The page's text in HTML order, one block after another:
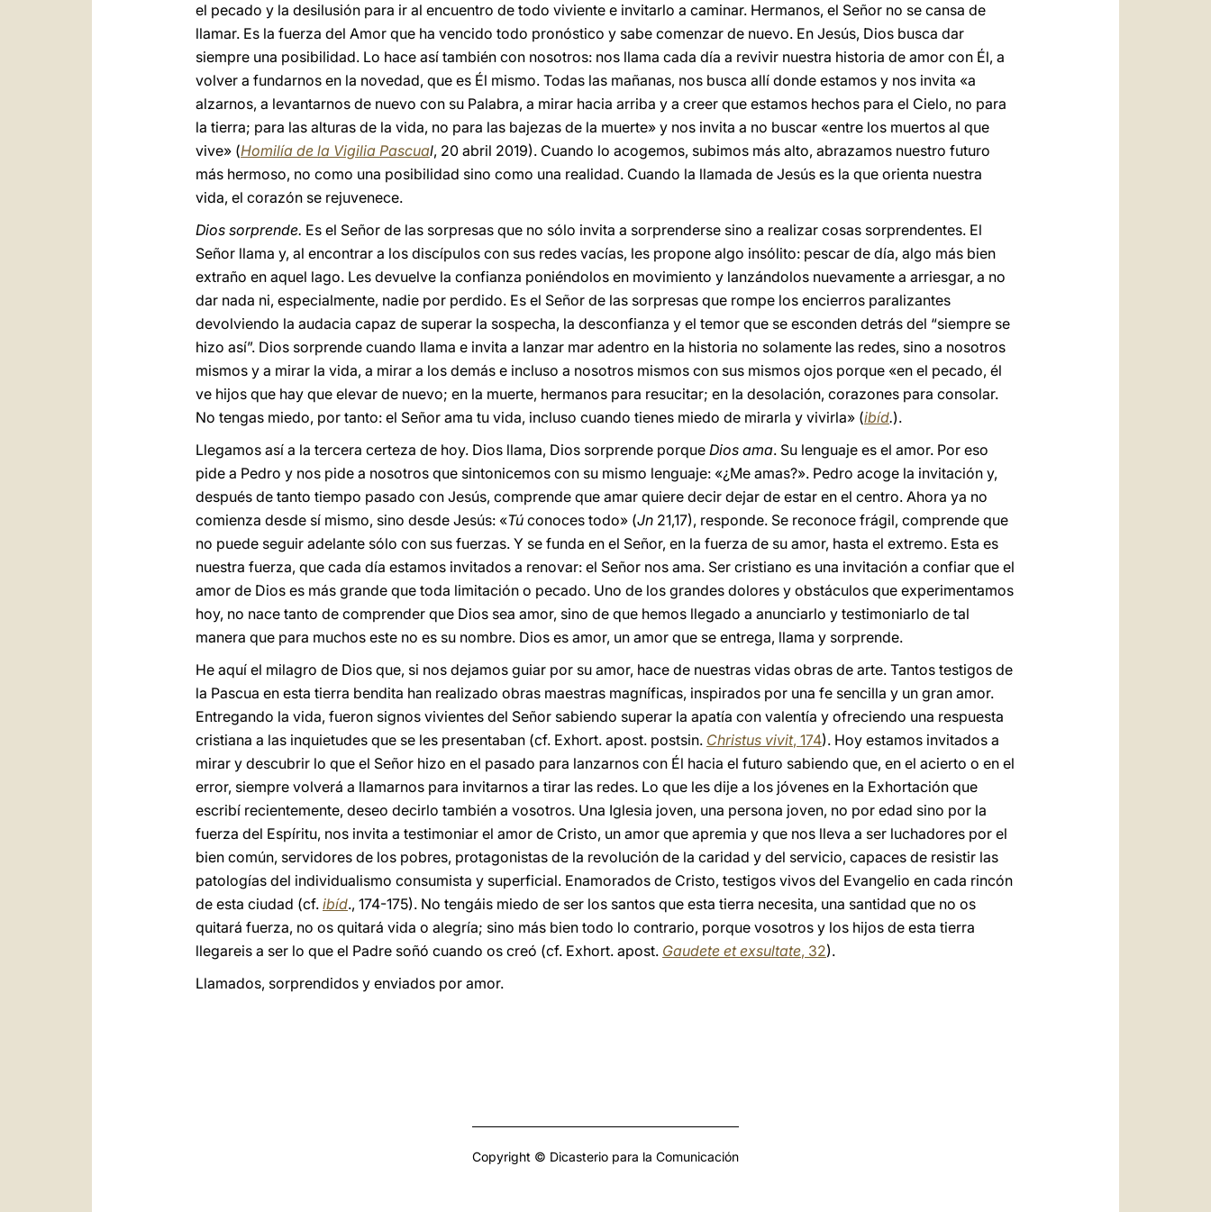
el pecado y la desilusión para ir al encuentro de todo viviente e invitarlo a caminar. Hermanos, el Señor no se cansa de
llamar. Es la fuerza del Amor que ha vencido todo pronóstico y sabe comenzar de nuevo. En Jesús, Dios busca dar
siempre una posibilidad. Lo hace así también con nosotros: nos llama cada día a revivir nuestra historia de amor con Él, a
volver a fundarnos en la novedad, que es Él mismo. Todas las mañanas, nos busca allí donde estamos y nos invita «a
alzarnos, a levantarnos de nuevo con su Palabra, a mirar hacia arriba y a creer que estamos hechos para el Cielo, no para
la tierra; para las alturas de la vida, no para las bajezas de la muerte» y nos invita a no buscar «entre los muertos al que
vive» (Homilía de la Vigilia Pascual, 20 abril 2019). Cuando lo acogemos, subimos más alto, abrazamos nuestro futuro
más hermoso, no como una posibilidad sino como una realidad. Cuando la llamada de Jesús es la que orienta nuestra
vida, el corazón se rejuvenece.
Dios sorprende. Es el Señor de las sorpresas que no sólo invita a sorprenderse sino a realizar cosas sorprendentes. El
Señor llama y, al encontrar a los discípulos con sus redes vacías, les propone algo insólito: pescar de día, algo más bien
extraño en aquel lago. Les devuelve la confianza poniéndolos en movimiento y lanzándolos nuevamente a arriesgar, a no
dar nada ni, especialmente, nadie por perdido. Es el Señor de las sorpresas que rompe los encierros paralizantes
devolviendo la audacia capaz de superar la sospecha, la desconfianza y el temor que se esconden detrás del “siempre se
hizo así”. Dios sorprende cuando llama e invita a lanzar mar adentro en la historia no solamente las redes, sino a nosotros
mismos y a mirar la vida, a mirar a los demás e incluso a nosotros mismos con sus mismos ojos porque «en el pecado, él
ve hijos que hay que elevar de nuevo; en la muerte, hermanos para resucitar; en la desolación, corazones para consolar.
No tengas miedo, por tanto: el Señor ama tu vida, incluso cuando tienes miedo de mirarla y vivirla» (ibíd.).
Llegamos así a la tercera certeza de hoy. Dios llama, Dios sorprende porque Dios ama. Su lenguaje es el amor. Por eso
pide a Pedro y nos pide a nosotros que sintonicemos con su mismo lenguaje: «¿Me amas?». Pedro acoge la invitación y,
después de tanto tiempo pasado con Jesús, comprende que amar quiere decir dejar de estar en el centro. Ahora ya no
comienza desde sí mismo, sino desde Jesús: «Tú conoces todo» (Jn 21,17), responde. Se reconoce frágil, comprende que
no puede seguir adelante sólo con sus fuerzas. Y se funda en el Señor, en la fuerza de su amor, hasta el extremo. Esta es
nuestra fuerza, que cada día estamos invitados a renovar: el Señor nos ama. Ser cristiano es una invitación a confiar que el
amor de Dios es más grande que toda limitación o pecado. Uno de los grandes dolores y obstáculos que experimentamos
hoy, no nace tanto de comprender que Dios sea amor, sino de que hemos llegado a anunciarlo y testimoniarlo de tal
manera que para muchos este no es su nombre. Dios es amor, un amor que se entrega, llama y sorprende.
He aquí el milagro de Dios que, si nos dejamos guiar por su amor, hace de nuestras vidas obras de arte. Tantos testigos de
la Pascua en esta tierra bendita han realizado obras maestras magníficas, inspirados por una fe sencilla y un gran amor.
Entregando la vida, fueron signos vivientes del Señor sabiendo superar la apatía con valentía y ofreciendo una respuesta
cristiana a las inquietudes que se les presentaban (cf. Exhort. apost. postsin. Christus vivit, 174). Hoy estamos invitados a
mirar y descubrir lo que el Señor hizo en el pasado para lanzarnos con Él hacia el futuro sabiendo que, en el acierto o en el
error, siempre volverá a llamarnos para invitarnos a tirar las redes. Lo que les dije a los jóvenes en la Exhortación que
escribí recientemente, deseo decirlo también a vosotros. Una Iglesia joven, una persona joven, no por edad sino por la
fuerza del Espíritu, nos invita a testimoniar el amor de Cristo, un amor que apremia y que nos lleva a ser luchadores por el
bien común, servidores de los pobres, protagonistas de la revolución de la caridad y del servicio, capaces de resistir las
patologías del individualismo consumista y superficial. Enamorados de Cristo, testigos vivos del Evangelio en cada rincón
de esta ciudad (cf. ibíd., 174-175). No tengáis miedo de ser los santos que esta tierra necesita, una santidad que no os
quitará fuerza, no os quitará vida o alegría; sino más bien todo lo contrario, porque vosotros y los hijos de esta tierra
llegareis a ser lo que el Padre soñó cuando os creó (cf. Exhort. apost. Gaudete et exsultate, 32).
Llamados, sorprendidos y enviados por amor.
Copyright © Dicasterio para la Comunicación